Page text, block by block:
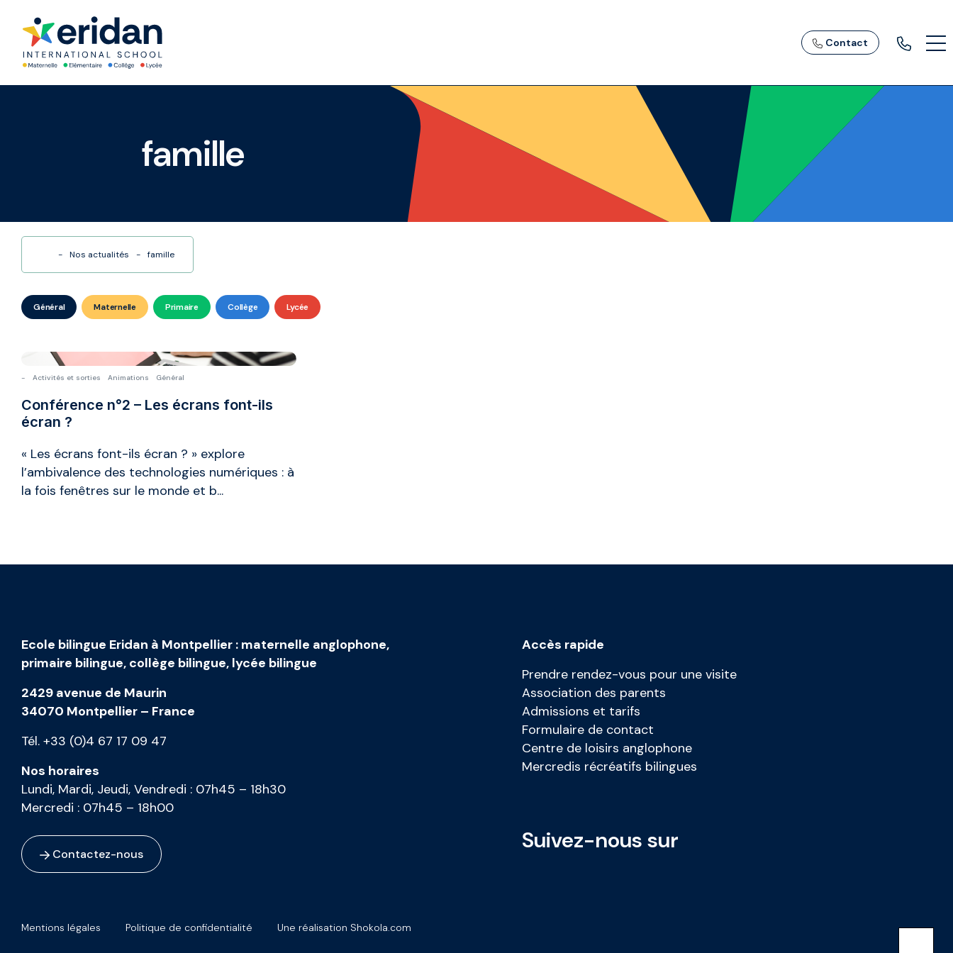
Contact
famille
- Nos actualités - famille
Général Maternelle Primaire Collège Lycée
- Activités et sorties Animations Général
Conférence n°2 – Les écrans font-ils
écran ?
« Les écrans font-ils écran ? » explore
l’ambivalence des technologies numériques : à
la fois fenêtres sur le monde et b...
Ecole bilingue Eridan à Montpellier : maternelle anglophone,
primaire bilingue, collège bilingue, lycée bilingue
2429 avenue de Maurin
34070 Montpellier – France
Tél. +33 (0)4 67 17 09 47
Nos horaires
Lundi, Mardi, Jeudi, Vendredi : 07h45 – 18h30
Mercredi : 07h45 – 18h00
Contactez-nous
Accès rapide
Prendre rendez-vous pour une visite
Association des parents
Admissions et tarifs
Formulaire de contact
Centre de loisirs anglophone
Mercredis récréatifs bilingues
Suivez-nous sur
Mentions légales Politique de confidentialité Une réalisation Shokola.com